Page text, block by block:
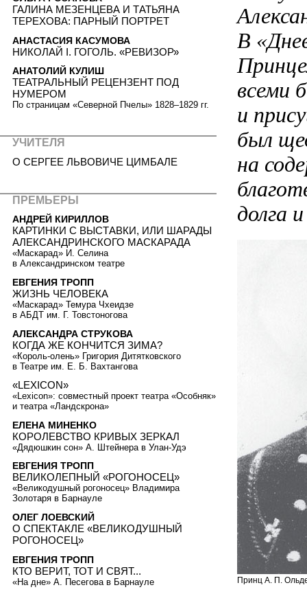
В
всеми
и
был
на
долга
Принц А. П.
ГАЛИНА МЕЗЕНЦЕВА И ТАТЬЯНА
ТЕРЕХОВА: ПАРНЫЙ ПОРТРЕТ
АНАСТАСИЯ КАСУМОВА
НИКОЛАЙ I. ГОГОЛЬ. «РЕВИЗОР»
АНАТОЛИЙ КУЛИШ
ТЕАТРАЛЬНЫЙ РЕЦЕНЗЕНТ ПОД
НУМЕРОМ
По страницам «Северной Пчелы» 1828–1829 гг.
УЧИТЕЛЯ
О СЕРГЕЕ ЛЬВОВИЧЕ ЦИМБАЛЕ
ПРЕМЬЕРЫ
АНДРЕЙ КИРИЛЛОВ
КАРТИНКИ С ВЫСТАВКИ, ИЛИ ШАРАДЫ
АЛЕКСАНДРИНСКОГО МАСКАРАДА
«Маскарад» И. Селина
в Александринском театре
ЕВГЕНИЯ ТРОПП
ЖИЗНЬ ЧЕЛОВЕКА
«Маскарад» Темура Чхеидзе
в АБДТ им. Г. Товстоногова
АЛЕКСАНДРА СТРУКОВА
КОГДА ЖЕ КОНЧИТСЯ ЗИМА?
«Король-олень» Григория Дитятковского
в Театре им. Е. Б. Вахтангова
«LEXICON»
«Lexicon»: совместный проект театра «Особняк»
и театра «Ландскрона»
ЕЛЕНА МИНЕНКО
КОРОЛЕВСТВО КРИВЫХ ЗЕРКАЛ
«Дядюшкин сон» А. Штейнера в Улан-Удэ
ЕВГЕНИЯ ТРОПП
ВЕЛИКОЛЕПНЫЙ «РОГОНОСЕЦ»
«Великодушный рогоносец» Владимира
Золотаря в Барнауле
ОЛЕГ ЛОЕВСКИЙ
О СПЕКТАКЛЕ «ВЕЛИКОДУШНЫЙ
РОГОНОСЕЦ»
ЕВГЕНИЯ ТРОПП
КТО ВЕРИТ, ТОТ И СВЯТ...
«На дне» А. Песегова в Барнауле